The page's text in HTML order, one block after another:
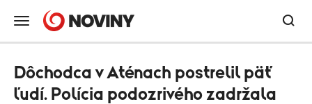
Dôchodca v Aténach postrelil päť
ľudí. Polícia podozrivého zadržala